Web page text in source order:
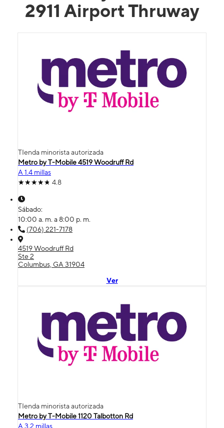
2911 Airport Thruway
TIenda minorista autorizada
Metro by T-Mobile 4519 Woodruff Rd
A 1.4 millas
4.8
Sábado:
10:00 a. m. a 8:00 p. m.
(706) 221-7178
4519 Woodruff Rd
Ste 2
Columbus, GA 31904
Ver
TIenda minorista autorizada
Metro by T-Mobile 1120 Talbotton Rd
A 3.2 millas